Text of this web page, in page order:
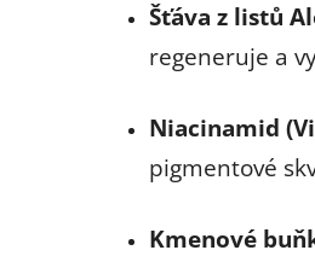
Šťáva z listů
regeneruje a
Niacinamid
pigmentové
Kmenové